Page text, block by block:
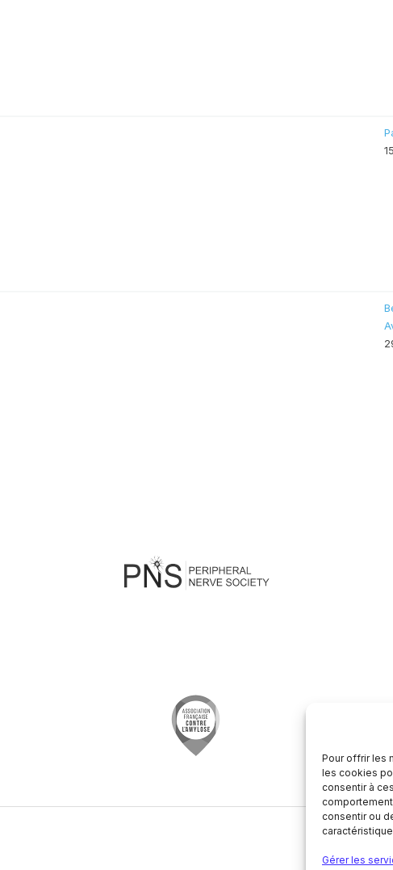
Pour offrir les
les cookies
consentir à
consentir ou
Gérer les